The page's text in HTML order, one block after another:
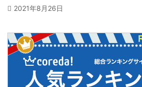
2021年8月26日